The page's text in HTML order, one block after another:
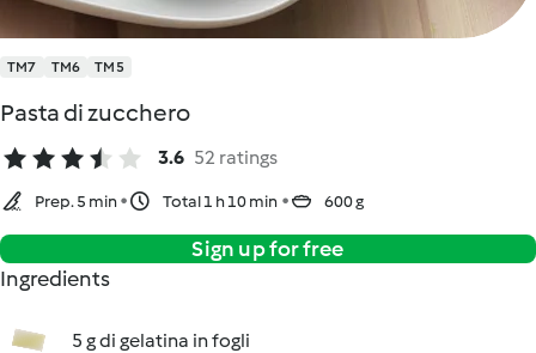
TM7 TM6 TM5
Pasta di zucchero
3.6 52 ratings
Prep. 5 min Total 1 h 10 min 600 g
Sign up for free
Ingredients
5 g di gelatina in fogli